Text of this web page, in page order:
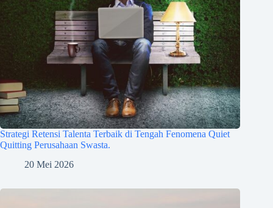
Strategi Retensi Talenta Terbaik di Tengah Fenomena Quiet
Quitting Perusahaan Swasta.
20 Mei 2026